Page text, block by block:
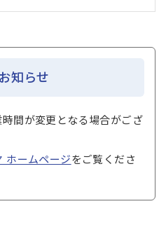
お知らせ
間が変更となる場合がござ
ホームページをご覧くださ